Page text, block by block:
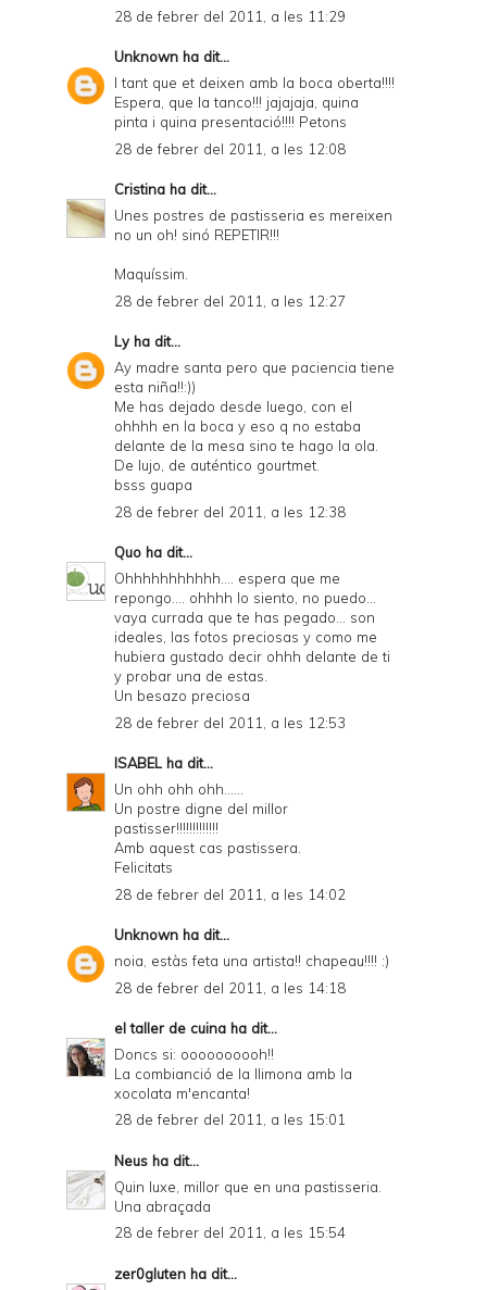
28 de febrer del 2011, a les 11:29
Unknown ha dit...
I tant que et deixen amb la boca oberta!!!!
Espera, que la tanco!!! jajajaja, quina
pinta i quina presentació!!!! Petons
28 de febrer del 2011, a les 12:08
Cristina ha dit...
Unes postres de pastisseria es mereixen
no un oh! sinó REPETIR!!!
Maquíssim.
28 de febrer del 2011, a les 12:27
Lyha dit...
Ay madre santa pero que paciencia tiene
esta niña!!:))
Me has dejado desde luego, con el
ohhhh en la boca y eso q no estaba
delante de la mesa sino te hago la ola.
De lujo, de auténtico gourtmet.
bsss guapa
28 de febrer del 2011, a les 12:38
Quo ha dit...
Ohhhhhhhhhhh.... espera que me
repongo.... ohhhh lo siento, no puedo...
vaya currada que te has pegado... son
ideales, las fotos preciosas y como me
hubiera gustado decir ohhh delante de ti
y probar una de estas.
Un besazo preciosa
28 de febrer del 2011, a les 12:53
ISABEL ha dit...
Un ohh ohh ohh......
Un postre digne del millor
pastisser!!!!!!!!!!!!!
Amb aquest cas pastissera.
Felicitats
28 de febrer del 2011, a les 14:02
Unknown ha dit...
noia, estàs feta una artista!! chapeau!!!! :)
28 de febrer del 2011, a les 14:18
el taller de cuina ha dit...
Doncs si: oooooooooh!!
La combianció de la llimona amb la
xocolata m'encanta!
28 de febrer del 2011, a les 15:01
Neus ha dit...
Quin luxe, millor que en una pastisseria.
Una abraçada
28 de febrer del 2011, a les 15:54
zer0gluten ha dit...